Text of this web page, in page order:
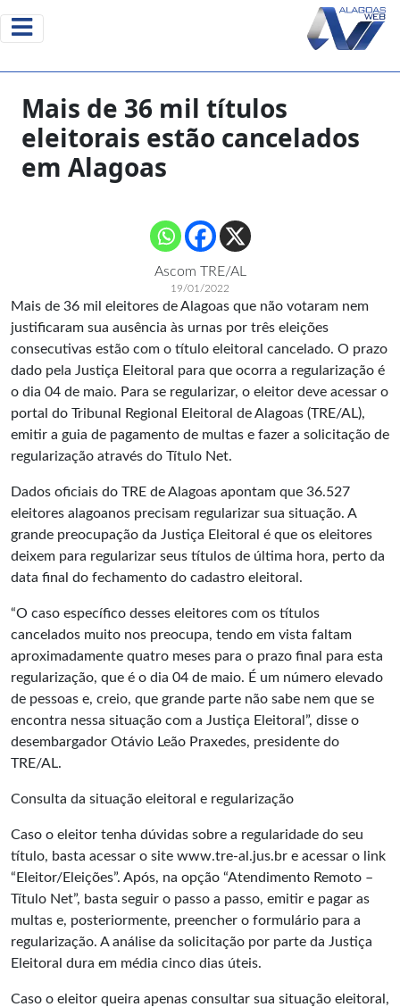
Mais de 36 mil títulos
eleitorais estão cancelados
em Alagoas
Ascom TRE/AL
19/01/2022
Mais de 36 mil eleitores de Alagoas que não votaram nem
justificaram sua ausência às urnas por três eleições
consecutivas estão com o título eleitoral cancelado. O prazo
dado pela Justiça Eleitoral para que ocorra a regularização é
o dia 04 de maio. Para se regularizar, o eleitor deve acessar o
portal do Tribunal Regional Eleitoral de Alagoas (TRE/AL),
emitir a guia de pagamento de multas e fazer a solicitação de
regularização através do Título Net.
Dados oficiais do TRE de Alagoas apontam que 36.527
eleitores alagoanos precisam regularizar sua situação. A
grande preocupação da Justiça Eleitoral é que os eleitores
deixem para regularizar seus títulos de última hora, perto da
data final do fechamento do cadastro eleitoral.
“O caso específico desses eleitores com os títulos
cancelados muito nos preocupa, tendo em vista faltam
aproximadamente quatro meses para o prazo final para esta
regularização, que é o dia 04 de maio. É um número elevado
de pessoas e, creio, que grande parte não sabe nem que se
encontra nessa situação com a Justiça Eleitoral”, disse o
desembargador Otávio Leão Praxedes, presidente do
TRE/AL.
Consulta da situação eleitoral e regularização
Caso o eleitor tenha dúvidas sobre a regularidade do seu
título, basta acessar o site www.tre-al.jus.br e acessar o link
“Eleitor/Eleições”. Após, na opção “Atendimento Remoto –
Título Net”, basta seguir o passo a passo, emitir e pagar as
multas e, posteriormente, preencher o formulário para a
regularização. A análise da solicitação por parte da Justiça
Eleitoral dura em média cinco dias úteis.
Caso o eleitor queira apenas consultar sua situação eleitoral,